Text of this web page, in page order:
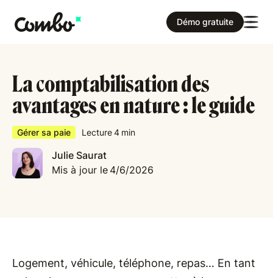
Démo gratuite
La comptabilisation des
avantages en nature : le guide
Gérer sa paie Lecture4 min
Julie Saurat
Mis à jour le 4/6/2026
Logement, véhicule, téléphone, repas… En tant